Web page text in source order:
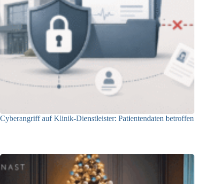
Cyberangriff auf Klinik-Dienstleister: Patientendaten betroffen